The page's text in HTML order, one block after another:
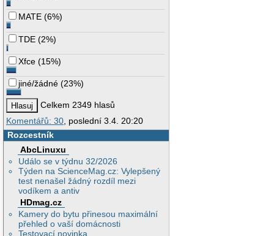
MATE (6%)
TDE (2%)
Xfce (15%)
jiné/žádné (23%)
Celkem 2349 hlasů
Komentářů: 30 , poslední 3.4. 20:20
Rozcestník
AbcLinuxu
Událo se v týdnu 32/2026
Týden na ScienceMag.cz: Vylepšený
test nenašel žádný rozdíl mezi
vodíkem a antiv
HDmag.cz
Kamery do bytu přinesou maximální
přehled o vaší domácnosti
Testovací novinka